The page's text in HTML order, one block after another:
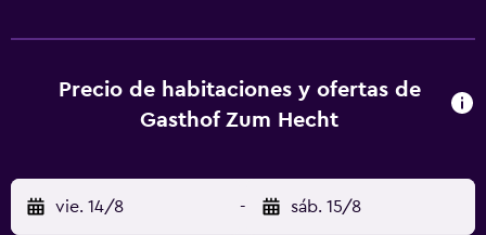
varias rutas de senderismo justo en el exterior. El centro
de Zúrich y el aeropuerto de Zúrich están a 25 minutos en
Precio de habitaciones y ofertas de
Gasthof Zum Hecht
vie. 14/8 - sáb. 15/8